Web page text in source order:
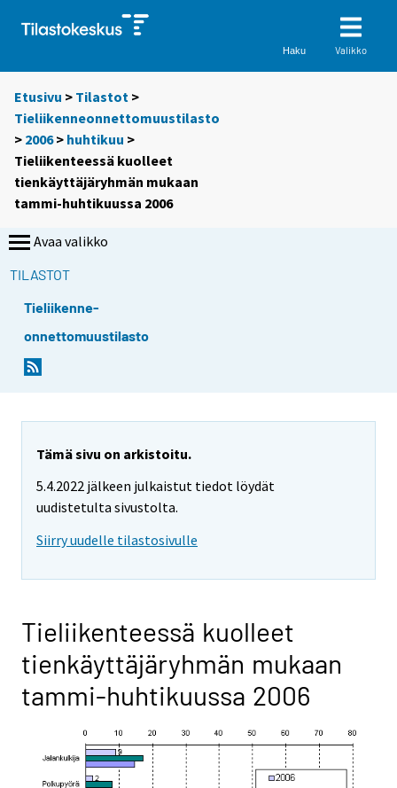
Haku Valikko
Etusivu > Tilastot >
Tieliikenneonnettomuustilasto
> 2006> huhtikuu >
Tieliikenteessä kuolleet
tienkäyttäjäryhmän mukaan
tammi-huhtikuussa 2006
Avaa valikko
TILASTOT
Tieliikenne-
onnettomuustilasto
Tämä sivu on arkistoitu.
5.4.2022 jälkeen julkaistut tiedot löydät
uudistetulta sivustolta.
Siirry uudelle tilastosivulle
Tieliikenteessä kuolleet
tienkäyttäjäryhmän mukaan
tammi-huhtikuussa 2006